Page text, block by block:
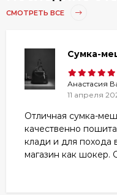
СМОТРЕТЬ ВСЕ
Сумка-
Анастасия
11 апреля
Отличная сумка-
качественно
клади и для похода
магазин как шокер.